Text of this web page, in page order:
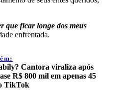
que ficar longe dos meus
enfrentada.
Cantora viraliza após
R$ 800 mil em apenas 45
TikTok